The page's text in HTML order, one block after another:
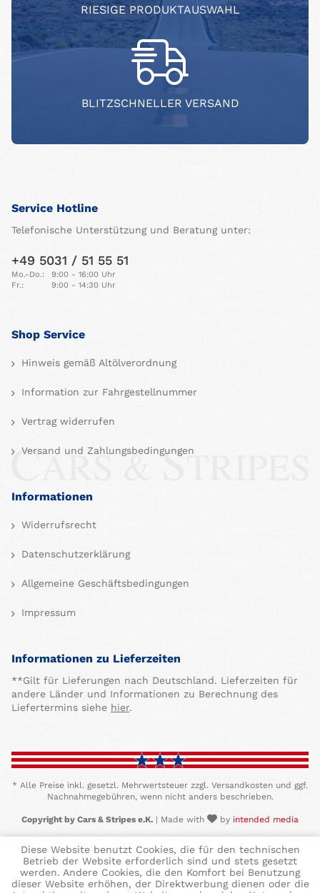
RIESIGE PRODUKTAUSWAHL
BLITZSCHNELLER VERSAND
Service Hotline
Telefonische Unterstützung und Beratung unter:
+49 5031 / 51 55 51
Mo.-Do.:
9:00 - 16:00 Uhr
Fr.:
9:00 - 14:30 Uhr
Shop Service
Hinweis gemäß Altölverordnung
Information zur Fahrgestellnummer
Vertrag widerrufen
Versand und Zahlungsbedingungen
Informationen
Widerrufsrecht
Datenschutzerklärung
Allgemeine Geschäftsbedingungen
Impressum
Informationen zu Lieferzeiten
**Gilt für Lieferungen nach Deutschland. Lieferzeiten für
andere Länder und Informationen zu Berechnung des
Liefertermins siehe hier.
* Alle Preise inkl. gesetzl. Mehrwertsteuer zzgl. Versandkosten und ggf.
Nachnahmegebühren, wenn nicht anders beschrieben.
Copyright by Cars & Stripes e.K. | Made with by intended media
Diese Website benutzt Cookies, die für den technischen
Betrieb der Website erforderlich sind und stets gesetzt
werden. Andere Cookies, die den Komfort bei Benutzung
dieser Website erhöhen, der Direktwerbung dienen oder die